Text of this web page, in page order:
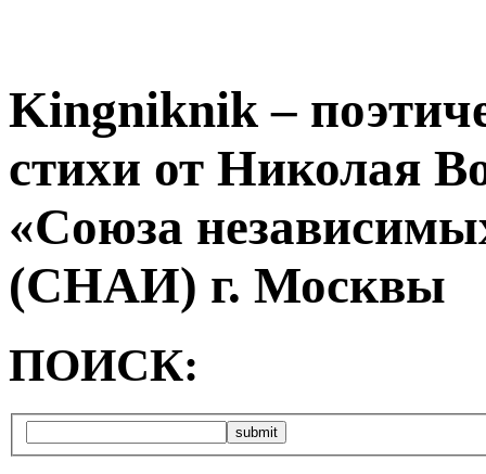
Kingniknik –
стихи от Николая
«Союза
(СНАИ) г. Москвы
ПОИСК: